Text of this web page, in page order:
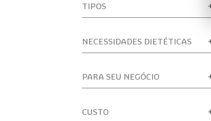
TIPOS
NECESSIDADES DIETÉTICAS
PARA SEU NEGÓCIO
CUSTO